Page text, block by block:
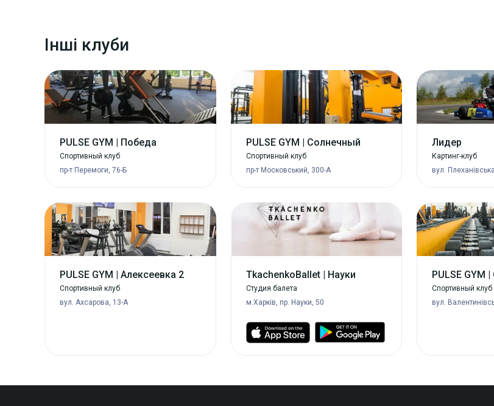
Інші клуби
PULSE GYM | Победа
Спортивный клуб
пр-т Перемоги, 76-Б
PULSE GYM | Солнечный
Спортивный клуб
пр-т Московський, 300-А
Лидер
Картинг-клуб
вул.
PULSE GYM | Алексеевка 2
Спортивный клуб
вул. Ахсарова, 13-А
TkachenkoBallet | Науки
Студия балета
м.Харків, пр. Науки, 50
PULSE GYM
Спортивный клуб
вул.